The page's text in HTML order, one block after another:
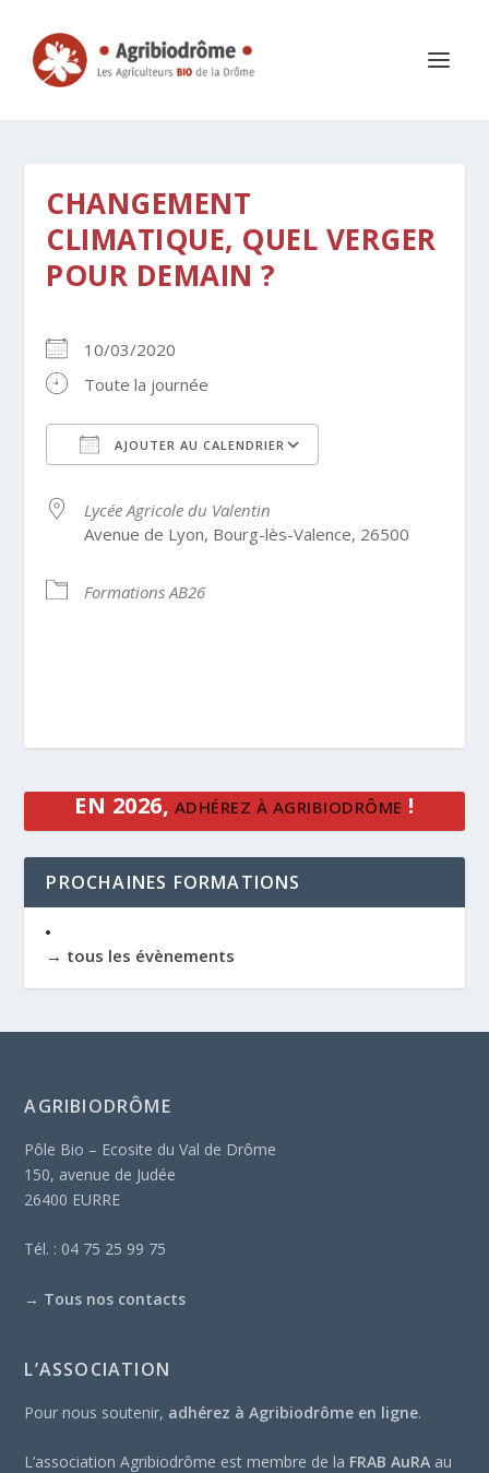
CHANGEMENT
CLIMATIQUE, QUEL VERGER
POUR DEMAIN ?
10/03/2020
Toute la journée
AJOUTER AU CALENDRIER
Lycée Agricole du Valentin
Avenue de Lyon, Bourg-lès-Valence, 26500
Formations AB26
EN 2026, ADHÉREZ À AGRIBIODRÔME !
PROCHAINES FORMATIONS
→ tous les évènements
AGRIBIODRÔME
Pôle Bio – Ecosite du Val de Drôme
150, avenue de Judée
26400 EURRE
Tél. : 04 75 25 99 75
→ Tous nos contacts
L’ASSOCIATION
Pour nous soutenir, adhérez à Agribiodrôme en ligne.
L’association Agribiodrôme est membre de la FRAB AuRA au